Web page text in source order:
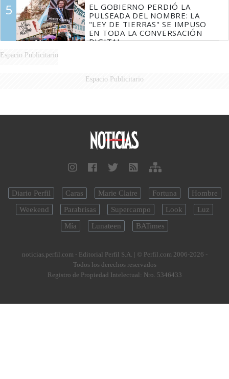
5
EL GOBIERNO PERDIÓ LA
PULSEADA DEL NOMBRE: LA
"LEY DE TIERRAS" SE IMPUSO
EN TODA LA CONVERSACIÓN
DIGITAL
Espacio Publicitario
Espacio Publicitario
Diario Perfil Caras Marie Claire Fortuna
Hombre
Weekend
Parabrisas Supercampo Look
Luz
Mía
Lunateen BATimes
noticias.perfil.com - Editorial Perfil S.A. | © Perfil.com 2006-2026 -
Todos los derechos reservados
Registro de Propiedad Intelectual: Nro. 5346433